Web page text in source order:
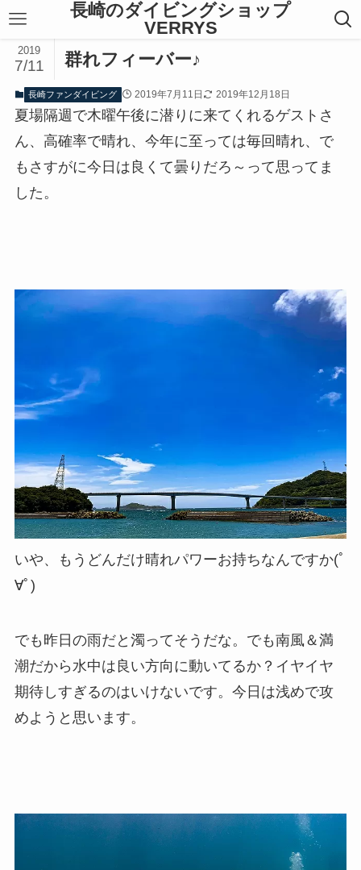
長崎のダイビングショップ
VERRYS
群れフィーバー♪
2019
7/11
長崎ファンダイビング 2019年7月11日 2019年12月18日
夏場隔週で木曜午後に潜りに来てくれるゲストさ
ん、高確率で晴れ、今年に至っては毎回晴れ、で
もさすがに今日は良くて曇りだろ～って思ってま
した。
いや、もうどんだけ晴れパワーお持ちなんですか(ﾟ
∀ﾟ)
でも昨日の雨だと濁ってそうだな。でも南風＆満
潮だから水中は良い方向に動いてるか？イヤイヤ
期待しすぎるのはいけないです。今日は浅めで攻
めようと思います。